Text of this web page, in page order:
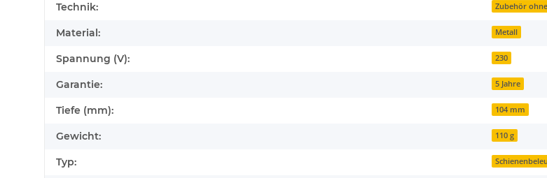
Technik: Zubehör
Material: Metall
Spannung (V): 230
Garantie: 5 Jahre
Tiefe (mm): 104 mm
Gewicht: 110 g
Typ: